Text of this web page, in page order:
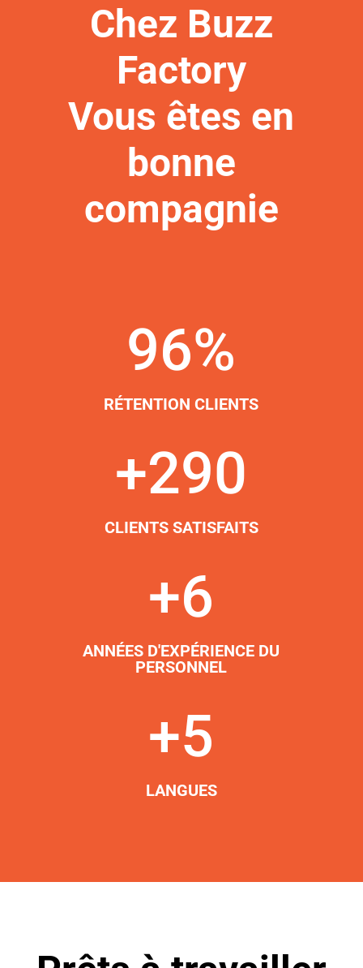
Chez Buzz
Factory
Vous êtes en
bonne
compagnie
96%
RÉTENTION CLIENTS
+290
CLIENTS SATISFAITS
+6
ANNÉES D'EXPÉRIENCE DU
PERSONNEL
+5
LANGUES